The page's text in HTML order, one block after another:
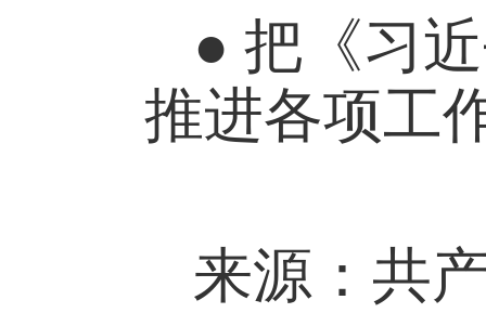
● 把《习
推进各项工
来源：共